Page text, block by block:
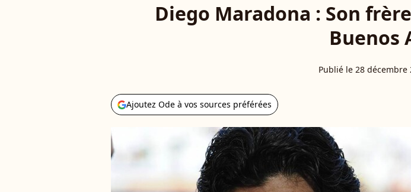
Diego Maradona : Son
Buenos
Publié le 28 décembre
Ajoutez Ode à vos sources préférées